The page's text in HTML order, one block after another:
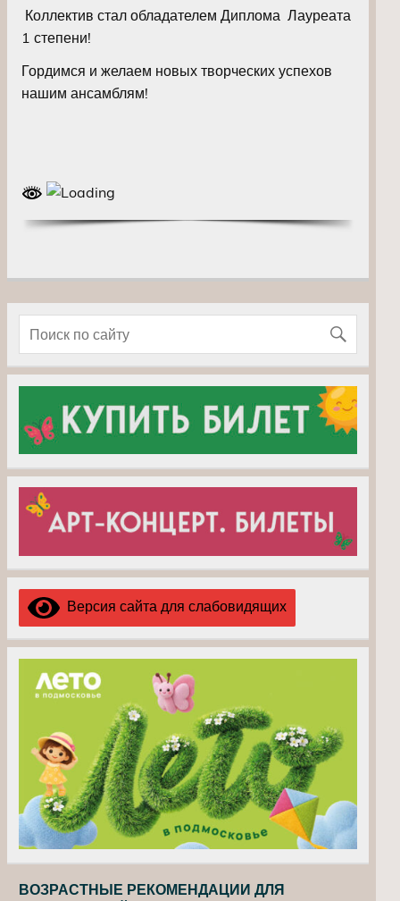
Коллектив стал обладателем Диплома Лауреата
1 степени!
Гордимся и желаем новых творческих успехов
нашим ансамблям!
Версия сайта для слабовидящих
ВОЗРАСТНЫЕ РЕКОМЕНДАЦИИ ДЛЯ